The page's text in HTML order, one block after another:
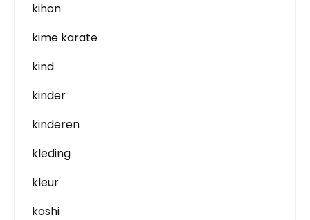
kihon
kime karate
kind
kinder
kinderen
kleding
kleur
koshi